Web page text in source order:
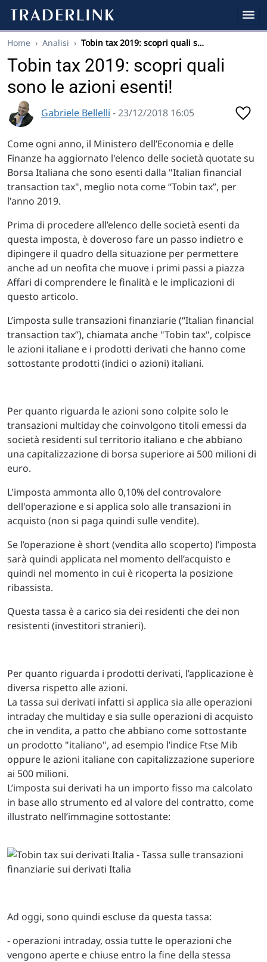
Home › Analisi › Tobin tax 2019: scopri quali s…
Tobin tax 2019: scopri quali
sono le azioni esenti!
Gabriele Bellelli - 23/12/2018 16:05
Come ogni anno, il Ministero dell’Economia e delle
Finanze ha aggiornato l'elenco delle società quotate su
Borsa Italiana che sono esenti dalla "Italian financial
transaction tax", meglio nota come “Tobin tax”, per
l'anno 2019.
Prima di procedere all’elenco delle società esenti da
questa imposta, è doveroso fare un passo indietro e
dipingere il quadro della situazione per permettere
anche ad un neofita che muove i primi passi a piazza
Affari di comprendere le finalità e le implicazioni di
questo articolo.
L’imposta sulle transazioni finanziarie (“Italian financial
transaction tax”), chiamata anche "Tobin tax", colpisce
le azioni italiane e i prodotti derivati che hanno come
sottostante prodotti (indici o azioni) italiani.
Per quanto riguarda le azioni sono colpite solo le
transazioni multiday che coinvolgono titoli emessi da
società residenti sul territorio italiano e che abbiano
una capitalizzazione di borsa superiore ai 500 milioni di
euro.
L'imposta ammonta allo 0,10% del controvalore
dell'operazione e si applica solo alle transazioni in
acquisto (non si paga quindi sulle vendite).
Se l’operazione è short (vendita allo scoperto) l’imposta
sarà quindi applicata nel momento dell’acquisto e
quindi nel momento in cui è ricoperta la posizione
ribassista.
Questa tassa è a carico sia dei residenti che dei non
resistenti (investitori stranieri).
Per quanto riguarda i prodotti derivati, l’applicazione è
diversa rispetto alle azioni.
La tassa sui derivati infatti si applica sia alle operazioni
intraday che multiday e sia sulle operazioni di acquisto
che in vendita, a patto che abbiano come sottostante
un prodotto "italiano", ad esempio l’indice Ftse Mib
oppure le azioni italiane con capitalizzazione superiore
ai 500 milioni.
L’imposta sui derivati ha un importo fisso ma calcolato
in base allo strumento ed al valore del contratto, come
illustrato nell’immagine sottostante:
Ad oggi, sono quindi escluse da questa tassa:
- operazioni intraday, ossia tutte le operazioni che
vengono aperte e chiuse entro la fine della stessa